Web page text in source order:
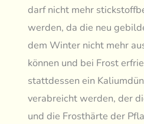
darf nicht mehr
werden, da die neu
dem Winter nicht mehr
können und bei Frost
stattdessen ein
verabreicht werden, der
und die Frosthärte der